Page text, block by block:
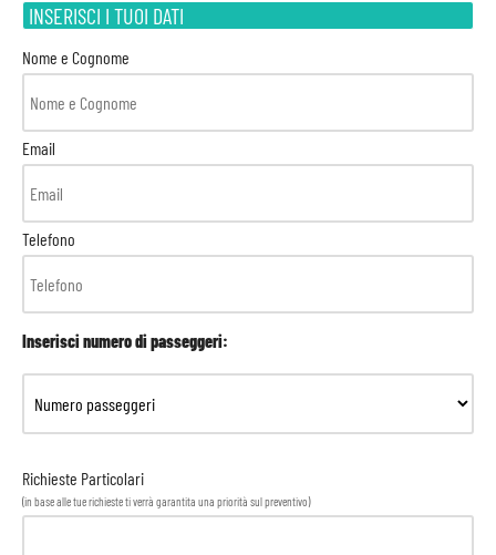
INSERISCI I TUOI DATI
Nome e Cognome
Email
Telefono
Inserisci numero di passeggeri:
Richieste Particolari
(in base alle tue richieste ti verrà garantita una priorità sul preventivo)